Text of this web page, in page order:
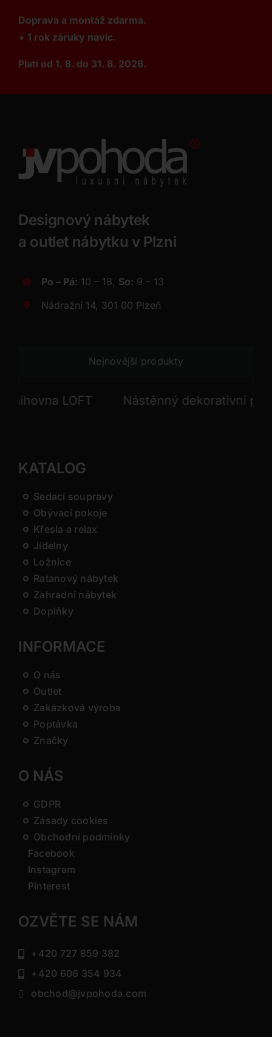
Doprava a montáž zdarma.
+ 1 rok záruky navíc.
Platí od 1. 8. do 31. 8. 2026.
Designový nábytek
a outlet nábytku v Plzni
Po – Pá: 10 – 18, So: 9 – 13
Nádražní 14, 301 00 Plzeň
Nejnovější produkty
LOFT Nástěnný dekorativní panel
KATALOG
Sedací soupravy
Obývací pokoje
Křesla a relax
Jídelny
Ložnice
Ratanový nábytek
Zahradní nábytek
Doplňky
INFORMACE
O nás
Outlet
Zakázková výroba
Poptávka
Značky
O NÁS
GDPR
Zásady cookies
Obchodní podmínky
Facebook
Instagram
Pinterest
OZVĚTE SE NÁM
+420 727 859 382
+420 606 354 934
obchod@jvpohoda.com